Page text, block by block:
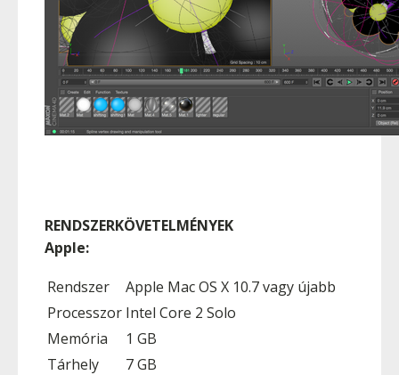
RENDSZERKÖVETELMÉNYEK
Apple:
Rendszer
Apple Mac OS X 10.7 vagy újabb
Processzor Intel Core 2 Solo
Memória
1 GB
Tárhely
7 GB